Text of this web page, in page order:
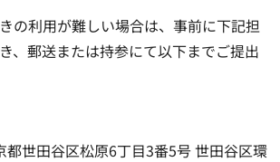
の利用が難しい場合は、事前に下記担
、郵送または持参にて以下までご提出
都世田谷区松原6丁目3番5号 世田谷区環